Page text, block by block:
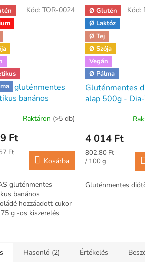
gluténmentes
banános
nélkül 75 g
Raktáron (>5 db)
Ft
Ft
Kosárba
gluténmentes
banános
hozzáadott cukor
g -os kiszerelés
Kód: TOR-0024
Ø Glutén
Ø Laktóz
Ø Tej
Ø Szója
Vegán
Ø Pálma
Gluténmentes
alap 500g -
4 014 Ft
Egységár:
802,80 Ft
/ 100 g
Gluténmentes
Kód:
Hasonló (2) Értékelés